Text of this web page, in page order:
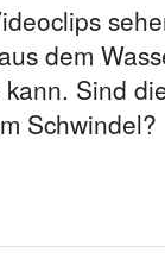
dem
Sind
Schwindel?